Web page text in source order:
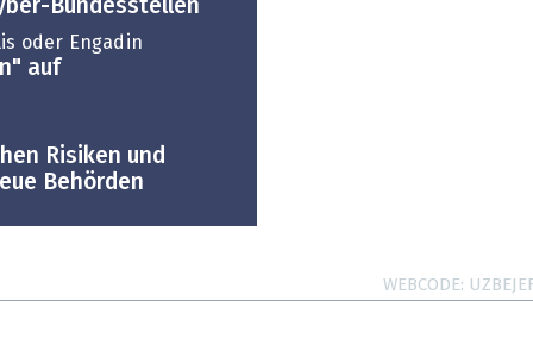
Bundesstellen
oder Engadin
auf
Risiken und
Behörden
WEBCODE